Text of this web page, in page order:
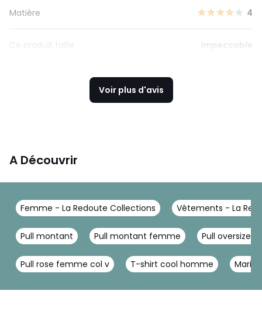
Matière 4
Ce produit taille Impeccable
Voir plus d'avis
A Découvrir
Femme - La Redoute Collections Vêtements - La
Pull montant Pull montant femme Pull oversize
Pull rose femme col v T-shirt cool homme